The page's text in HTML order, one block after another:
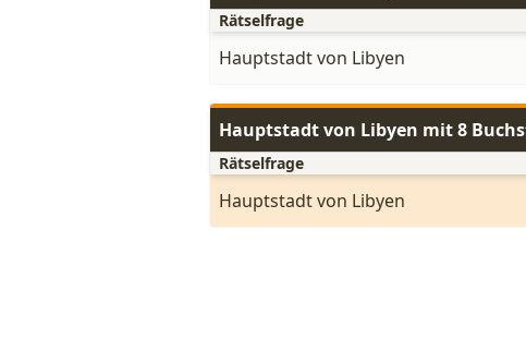
Rätselfrage
Hauptstadt von Libyen
Hauptstadt von Libyen mit 8
Rätselfrage
Hauptstadt von Libyen